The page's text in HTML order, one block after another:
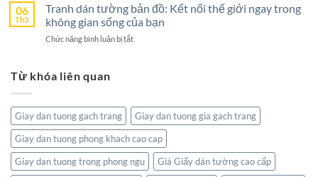
Không
Gian
Sống
Sức
Hút
Dán
Tường
Thanh
Hóa:
Thiên
Nhiên
06
Th3
Tranh dán tường bản đồ: Kết nối thế giới ngay trong
không gian sống của bạn
Chức năng bình luận bị tắtở
Kết
nối
giới
ngay
trong
Từ khóa liên quan
Giay dan tuong gach trang
Giay dan tuong gia gach trang
Giay dan tuong phong khach cao cap
Giay dan tuong trong phong ngu
Giá Giấy dán tường cao cấp